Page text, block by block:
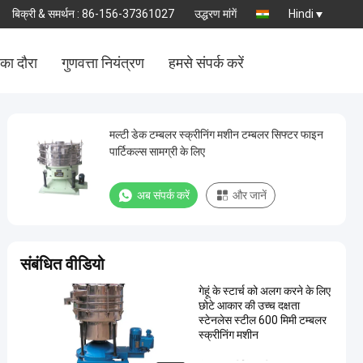
बिक्री & समर्थन : 86-156-37361027 उद्धरण मांगें Hindi
दौरा गुणवत्ता नियंत्रण हमसे संपर्क करें
मल्टी डेक टम्बलर स्क्रीनिंग मशीन टम्बलर सिफ्टर फाइन
पार्टिकल्स सामग्री के लिए
अब संपर्क करें और जानें
संबंधित वीडियो
गेहूं के स्टार्च को अलग करने के लिए
छोटे आकार की उच्च दक्षता
स्टेनलेस स्टील 600 मिमी टम्बलर
स्क्रीनिंग मशीन